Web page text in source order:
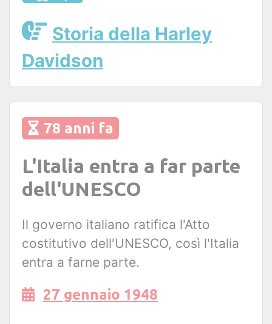
Storia della Harley
Davidson
78 anni fa
L'Italia entra a far parte
dell'UNESCO
Il governo italiano ratifica l'Atto
costitutivo dell'UNESCO, così l'Italia
entra a farne parte.
27 gennaio 1948